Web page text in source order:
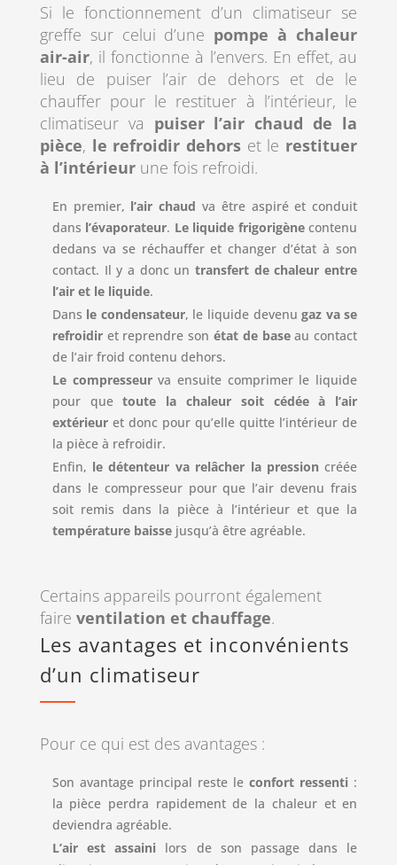
Si le fonctionnement d’un climatiseur se
greffe sur celui d’une pompe à chaleur
air-air, il fonctionne à l’envers. En effet, au
lieu de puiser l’air de dehors et de le
chauffer pour le restituer à l’intérieur, le
climatiseur va puiser l’air chaud de la
pièce, le refroidir dehors et le restituer
à l’intérieurune fois refroidi.
En premier, l’air chaud va être aspiré et conduit
dans l’évaporateur. Le liquide frigorigènecontenu
dedans va se réchauffer et changer d’état à son
contact. Il y a donc untransfert de chaleur entre
l’air et le liquide.
Dans le condensateur, le liquide devenugaz va se
refroidiret reprendre son état de baseau contact
de l’air froid contenu dehors.
Le compresseurva ensuite comprimer le liquide
pour quetoute la chaleur soit cédée à l’air
extérieuret donc pour qu’elle quitte l’intérieur de
la pièce à refroidir.
Enfin, le détenteur va relâcher la pression créée
dans le compresseur pour que l’air devenu frais
soit remis dans la pièce à l’intérieur et que la
température baissejusqu’à être agréable.
Certains appareils pourront également
faire ventilation et chauffage.
Les avantages et inconvénients
d’un climatiseur
Pour ce qui est des avantages :
Son avantage principal reste le confort ressenti :
la pièce perdra rapidement de la chaleur et en
deviendra agréable.
L’air est assaini lors de son passage dans le